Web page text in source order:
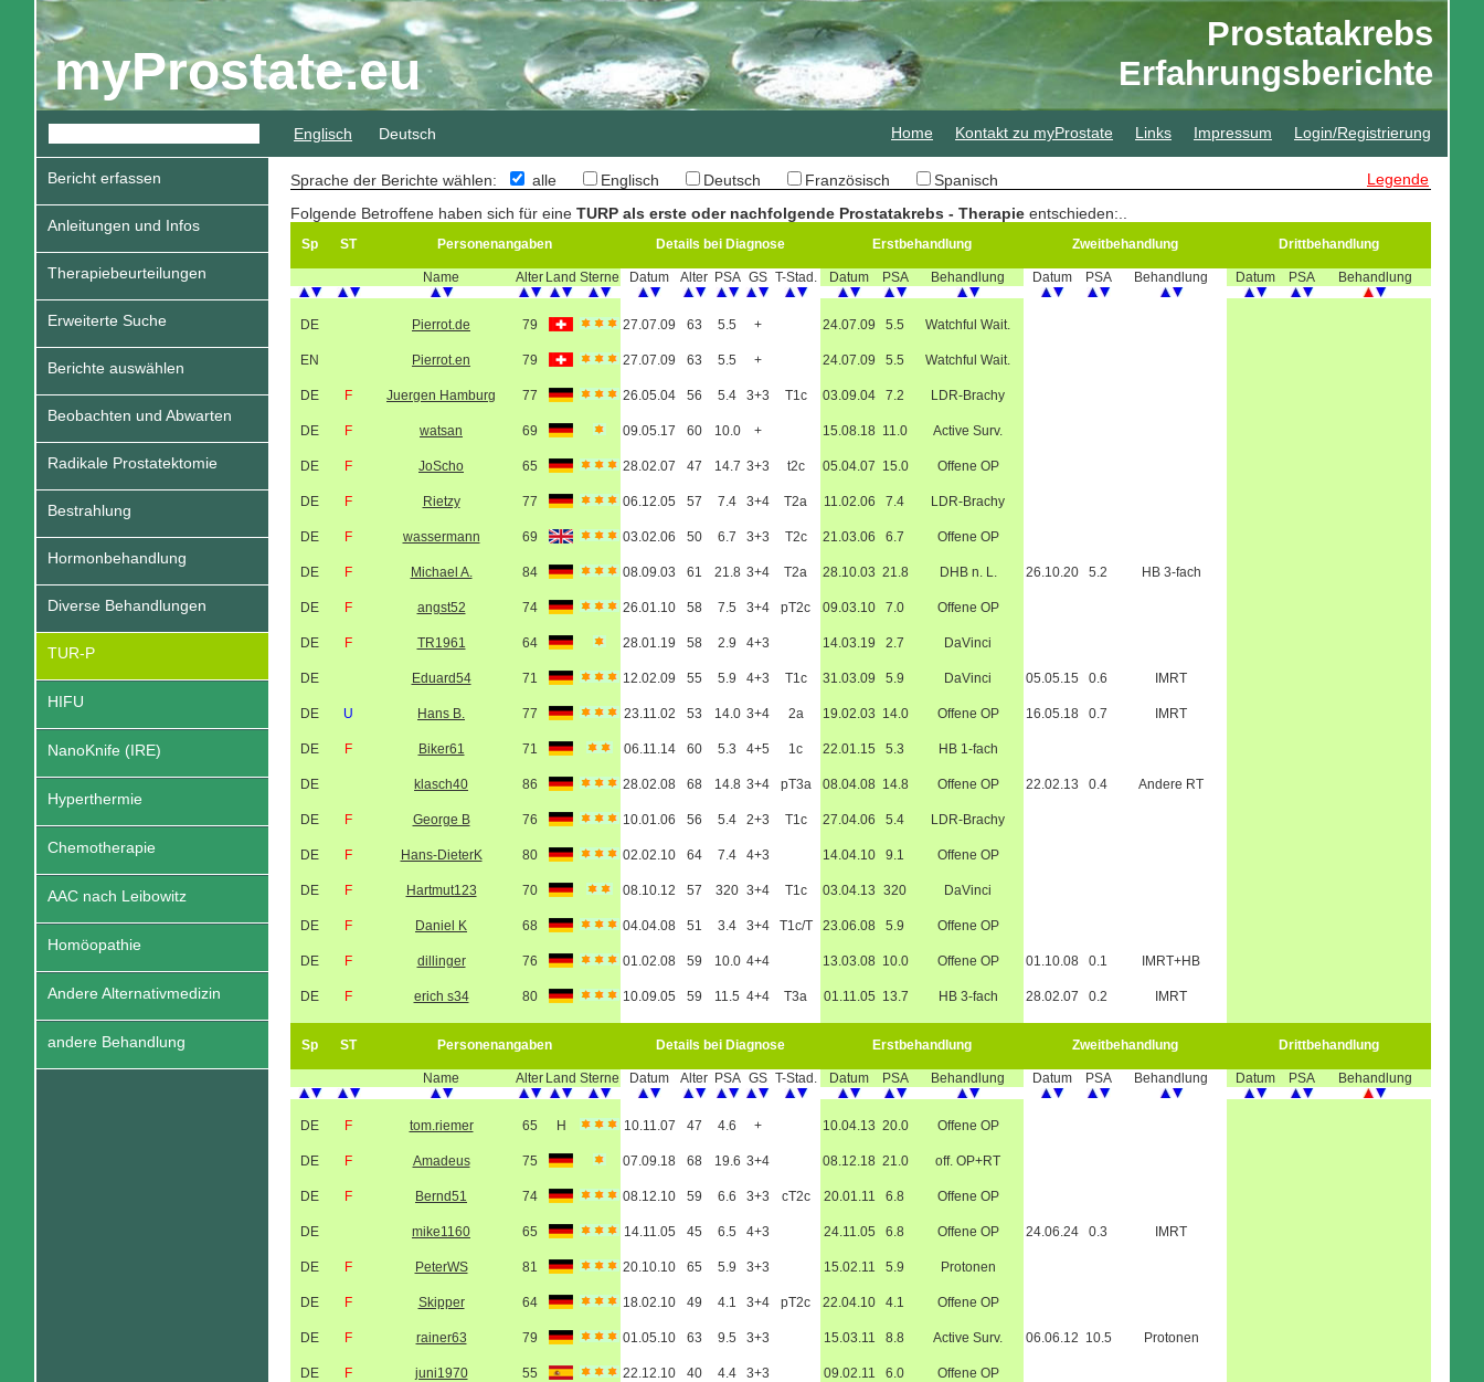
Prostatakrebs
Erfahrungsberichte
myProstate.eu
Englisch Deutsch Home Kontakt zu myProstate Links Impressum Login/Registrierung
Bericht erfassen
Anleitungen und Infos
Therapiebeurteilungen
Erweiterte Suche
Berichte auswählen
Beobachten und Abwarten
Radikale Prostatektomie
Bestrahlung
Hormonbehandlung
Diverse Behandlungen
TUR-P
HIFU
NanoKnife (IRE)
Hyperthermie
Chemotherapie
AAC nach Leibowitz
Homöopathie
Andere Alternativmedizin
andere Behandlung
Sprache der Berichte wählen: alle Englisch Deutsch Französisch Spanisch
Legende
Folgende Betroffene haben sich für eine TURP als erste oder nachfolgende Prostatakrebs - Therapie entschieden:
Sp ST Personenangaben Details bei Diagnose Erstbehandlung Zweitbehandlung Drittbehandlung
Name Alter Land Sterne Datum Alter PSA GS T-Stad. Datum PSA Behandlung Datum PSA Behandlung Datum PSA Behandlung
DE Pierrot.de 79 27.07.09 63 5.5 + 24.07.09 5.5 Watchful Wait.
EN Pierrot.en 79 27.07.09 63 5.5 + 24.07.09 5.5 Watchful Wait.
DE F Juergen Hamburg 77 26.05.04 56 5.4 3+3 T1c 03.09.04 7.2 LDR-Brachy
DE F watsan 69 09.05.17 60 10.0 + 15.08.18 11.0 Active Surv.
DE F JoScho 65 28.02.07 47 14.7 3+3 t2c 05.04.07 15.0 Offene OP
DE F Rietzy 77 06.12.05 57 7.4 3+4 T2a 11.02.06 7.4 LDR-Brachy
DE F wassermann 69 03.02.06 50 6.7 3+3 T2c 21.03.06 6.7 Offene OP
DE F Michael A. 84 08.09.03 61 21.8 3+4 T2a 28.10.03 21.8 DHB n. L. 26.10.20 5.2 HB 3-fach
DE F angst52 74 26.01.10 58 7.5 3+4 pT2c 09.03.10 7.0 Offene OP
DE F TR1961 64 28.01.19 58 2.9 4+3 14.03.19 2.7 DaVinci
DE Eduard54 71 12.02.09 55 5.9 4+3 T1c 31.03.09 5.9 DaVinci 05.05.15 0.6 IMRT
DE U Hans B. 77 23.11.02 53 14.0 3+4 2a 19.02.03 14.0 Offene OP 16.05.18 0.7 IMRT
DE F Biker61 71 06.11.14 60 5.3 4+5 1c 22.01.15 5.3 HB 1-fach
DE klasch40 86 28.02.08 68 14.8 3+4 pT3a 08.04.08 14.8 Offene OP 22.02.13 0.4 Andere RT
DE F George B 76 10.01.06 56 5.4 2+3 T1c 27.04.06 5.4 LDR-Brachy
DE F Hans-DieterK 80 02.02.10 64 7.4 4+3 14.04.10 9.1 Offene OP
DE F Hartmut123 70 08.10.12 57 320 3+4 T1c 03.04.13 320 DaVinci
DE F Daniel K 68 04.04.08 51 3.4 3+4 T1c/T 23.06.08 5.9 Offene OP
DE F dillinger 76 01.02.08 59 10.0 4+4 13.03.08 10.0 Offene OP 01.10.08 0.1 IMRT+HB
DE F erich s34 80 10.09.05 59 11.5 4+4 T3a 01.11.05 13.7 HB 3-fach 28.02.07 0.2 IMRT
Sp ST Personenangaben Details bei Diagnose Erstbehandlung Zweitbehandlung Drittbehandlung
Name Alter Land Sterne Datum Alter PSA GS T-Stad. Datum PSA Behandlung Datum PSA Behandlung Datum PSA Behandlung
DE F tom.riemer 65 H 10.11.07 47 4.6 + 10.04.13 20.0 Offene OP
DE F Amadeus 75 07.09.18 68 19.6 3+4 08.12.18 21.0 off. OP+RT
DE F Bernd51 74 08.12.10 59 6.6 3+3 cT2c 20.01.11 6.8 Offene OP
DE mike1160 65 14.11.05 45 6.5 4+3 24.11.05 6.8 Offene OP 24.06.24 0.3 IMRT
DE F PeterWS 81 20.10.10 65 5.9 3+3 15.02.11 5.9 Protonen
DE F Skipper 64 18.02.10 49 4.1 3+4 pT2c 22.04.10 4.1 Offene OP
DE F rainer63 79 01.05.10 63 9.5 3+3 15.03.11 8.8 Active Surv. 06.06.12 10.5 Protonen
DE F juni1970 55 22.12.10 40 4.4 3+3 09.02.11 6.0 Offene OP